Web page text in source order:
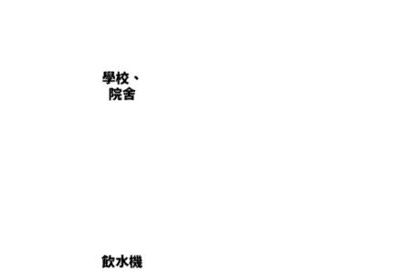
學校、
院舍
飲水機